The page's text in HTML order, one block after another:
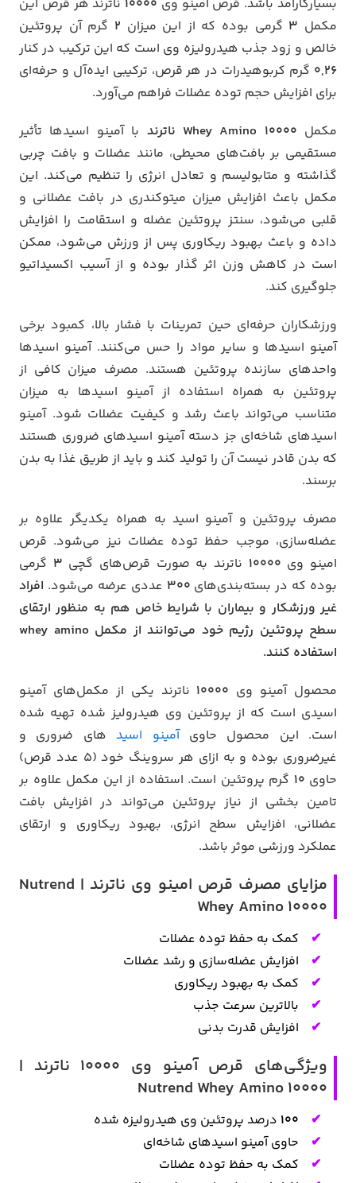
بسیارکارآمد باشد. قرص آمینو وی ۱۰۰۰۰ ناترند هر قرص این
مکمل ۳ گرمی بوده که از این میزان ۲ گرم آن پروتئین
خالص و زود جذب هیدرولیزه وی است که این ترکیب در کنار
۰,۲۶ گرم کربوهیدرات در هر قرص، ترکیبی ایده‌آل و حرفه‌ای
برای افزایش حجم توده عضلات فراهم می‌آورد.
مکمل Whey Amino 10000 ناترند
با آمینو اسیدها تأثیر
مستقیمی بر بافت‌های محیطی، مانند عضلات و بافت چربی
گذاشته و متابولیسم و تعادل انرژی را تنظیم می‌کند. این
مکمل باعث افزایش میزان میتوکندری در بافت عضلانی و
قلبی می‌شود، سنتز پروتئین عضله و استقامت را افزایش
داده و باعث بهبود ریکاوری پس از ورزش می‌شود، ممکن
است در کاهش وزن اثر گذار بوده و از آسیب اکسیداتیو
جلوگیری کند.
ورزشکاران حرفه‌ای حین تمرینات با فشار بالا، کمبود برخی
آمینو اسید‌ها و سایر مواد را حس می‌کنند. آمینو اسید‌ها
واحد‌های سازنده پروتئین هستند. مصرف میزان کافی از
پروتئین به همراه استفاده از آمینو اسید‌ها به میزان
متناسب می‌تواند باعث رشد و کیفیت عضلات شود. آمینو
اسید‌های شاخه‌ای جز دسته آمینو اسیدهای ضروری هستند
که بدن قادر نیست آن را تولید کند و باید از طریق غذا به بدن
برسند.
مصرف پروتئین و آمینو اسید به همراه یکدیگر علاوه بر
عضله‌سازی، موجب حفظ توده عضلات نیز می‌شود. قرص
امینو وی ۱۰۰۰۰ ناترند به صورت قرص‌های گچی 3 گرمی
بوده که در بسته‌بندی‌های ۳۰۰ عددی عرضه می‌شود. افراد
غیر ورزشکار و بیماران با شرایط خاص هم به منظور ارتقای
سطح پروتئین رژیم خود می‌توانند از مکمل whey amino
استفاده کنند.
محصول آمینو وی 10000 ناترند یکی از مکمل‌های آمینو
اسیدی است که از پروتئین وی هیدرولیز شده تهیه شده
است. این محصول حاویآمینو اسیدهای ضروری و
غیرضروری بوده و به ازای هر سروینگ خود (5 عدد قرص)
حاوی 10 گرم پروتئین است. استفاده از این مکمل علاوه بر
تامین بخشی از نیاز پروتئین می‌تواند در افزایش بافت
عضلانی، افزایش سطح انرژی، بهبود ریکاوری و ارتقای
عملکرد ورزشی موثر باشد.
مزایای مصرف قرص امینو وی ناترند | Nutrend
Whey Amino 10000
کمک به حفظ توده عضلات
افزایش عضله‌سازی و رشد عضلات
کمک به بهبود ریکاوری
بالاترین سرعت جذب
افزایش قدرت بدنی
ویژگی‌های قرص آمینو وی ۱۰۰۰۰ ناترند |
Nutrend Whey Amino 10000
۱۰۰ درصد پروتئین وی هیدرولیزه شده
حاوی آمینو اسیدهای شاخه‌ای
کمک به حفظ توده عضلات